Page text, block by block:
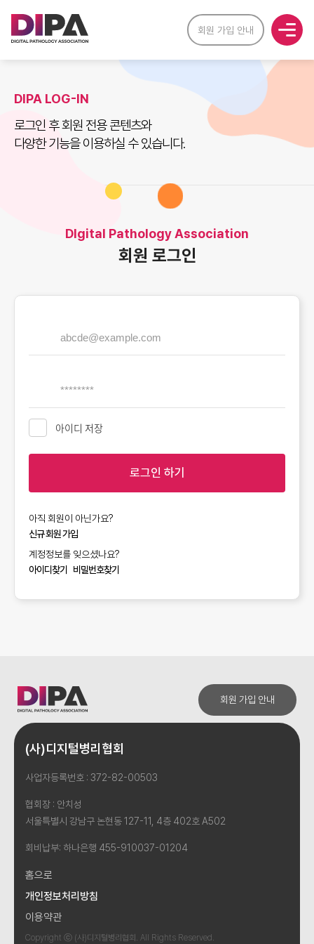
회원 가입 안내
DIPA LOG-IN
로그인 후 회원 전용 콘텐츠와
다양한 기능을 이용하실 수 있습니다.
DIgital Pathology Association
회원 로그인
아이디 저장
로그인 하기
아직 회원이 아닌가요?
신규 회원 가입
계정정보를 잊으셨나요?
아이디찾기
비밀번호찾기
회원 가입 안내
(사)디지털병리협회
사업자등록번호 : 372-82-00503
협회장 : 안치성
서울특별시 강남구 논현동 127-11, 4층 402호 A502
회비납부: 하나은행 455-910037-01204
홈으로
개인정보처리방침
이용약관
Copyright ⓒ (사)디지털병리협회. All Rights Reserved.